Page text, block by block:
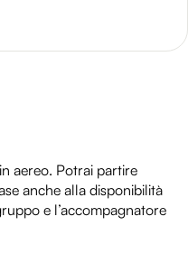
aereo. Potrai partire
anche alla disponibilità
e l’accompagnatore